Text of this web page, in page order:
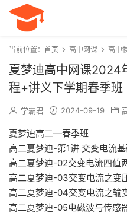
当前位置： 首页 高中网课 高中
夏梦迪高中网课2024
程+讲义下学期春季班
学霸君 2024-09-19
夏梦迪高二—春季班
高二夏梦迪-第1讲 交变电流
高二夏梦迪-02交变电流四值
高二夏梦迪-03交变电流之变
高二夏梦迪-04交变电流之输
高二夏梦迪-05电磁波与传感